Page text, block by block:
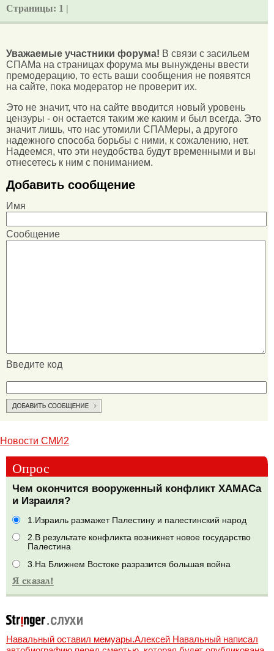
Страницы: 1 |
Уважаемые участники форума! В связи с засильем
СПАМа на страницах форума мы вынуждены ввести
премодерацию, то есть ваши сообщения не появятся
на сайте, пока модератор не проверит их.
Это не значит, что на сайте вводится новый уровень
цензуры - он остается таким же каким и был всегда. Это
значит лишь, что нас утомили СПАМеры, а другого
надежного способа борьбы с ними, к сожалению, нет.
Надеемся, что эти неудобства будут временными и вы
отнесетесь к ним с пониманием.
Добавить сообщение
Имя
Сообщение
Введите код
Новости СМИ2
Опрос
Чем окончится вооруженный конфликт ХАМАСа
и Израиля?
1.Израиль размажет Палестину и палестинский народ
2.В результате конфликта возникнет новое государство
Палестина
3.На Ближнем Востоке разразится большая война
Навальный оставил мемуары.Алексей Навальный написал